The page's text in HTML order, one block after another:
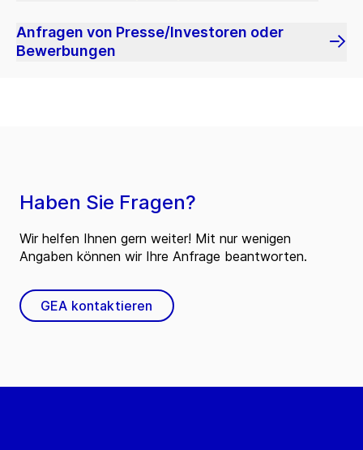
Anfragen von Presse/Investoren oder
Bewerbungen
Haben Sie Fragen?
Wir helfen Ihnen gern weiter! Mit nur wenigen
Angaben können wir Ihre Anfrage beantworten.
GEA kontaktieren